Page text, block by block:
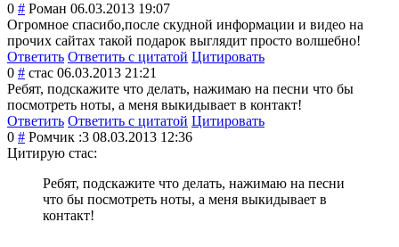
0 # Роман 06.03.2013 19:07
Огромное спасибо,после скудной информации и видео на
прочих сайтах такой подарок выглядит просто волшебно!
Ответить Ответить с цитатой Цитировать
0 # стас 06.03.2013 21:21
Ребят, подскажите что делать, нажимаю на песни что бы
посмотреть ноты, а меня выкидывает в контакт!
Ответить Ответить с цитатой Цитировать
0 # Ромчик :3 08.03.2013 12:36
Цитирую стас:
Ребят, подскажите что делать, нажимаю на песни
что бы посмотреть ноты, а меня выкидывает в
контакт!